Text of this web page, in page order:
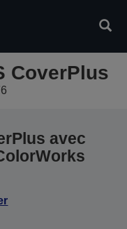
CoverPlus
avec